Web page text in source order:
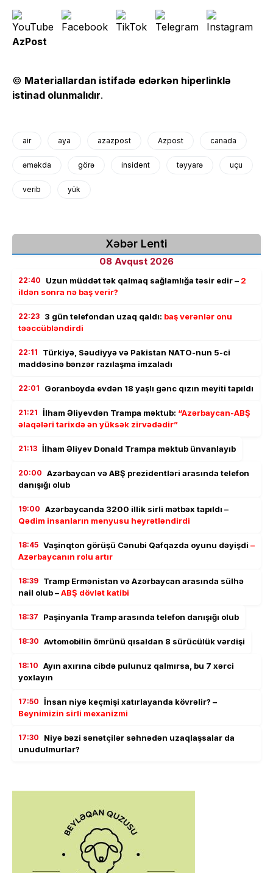
AzPost
© Materiallardan istifadə edərkən hiperlinklə
istinad olunmalıdır.
air aya azazpost Azpost canada
əməkda görə insident təyyarə uçu
verib yük
Xəbər Lenti
08 Avqust 2026
22:40 Uzun müddət tək qalmaq sağlamlığa təsir edir – 2
ildən sonra nə baş verir?
22:23 3 gün telefondan uzaq qaldı: baş verənlər onu
təəccübləndirdi
22:11
Türkiyə, Səudiyyə və Pakistan NATO-nun 5-ci
maddəsinə bənzər razılaşma imzaladı
22:01 Goranboyda evdən 18 yaşlı gənc qızın meyiti tapıldı
21:21 İlham Əliyevdən Trampa məktub: “Azərbaycan-ABŞ
əlaqələri tarixdə ən yüksək zirvədədir”
21:13 İlham Əliyev Donald Trampa məktub ünvanlayıb
20:00 Azərbaycan və ABŞ prezidentləri arasında telefon
danışığı olub
19:00 Azərbaycanda 3200 illik sirli mətbəx tapıldı –
Qədim insanların menyusu heyrətləndirdi
18:45 Vaşinqton görüşü Cənubi Qafqazda oyunu dəyişdi –
Azərbaycanın rolu artır
18:39 Tramp Ermənistan və Azərbaycan arasında sülhə
nail olub –ABŞ dövlət katibi
18:37 Paşinyanla Tramp arasında telefon danışığı olub
18:30 Avtomobilin ömrünü qısaldan 8 sürücülük vərdişi
18:10 Ayın axırına cibdə pulunuz qalmırsa, bu 7 xərci
yoxlayın
17:50 İnsan niyə keçmişi xatırlayanda kövrəlir? –
Beynimizin sirli mexanizmi
17:30
Niyə bəzi sənətçilər səhnədən uzaqlaşsalar da
unudulmurlar?